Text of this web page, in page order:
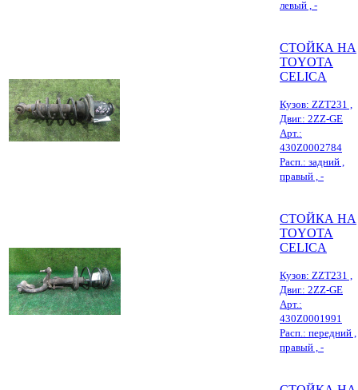
левый , -
СТОЙКА НА
TOYOTA
CELICA
Кузов: ZZT231 ,
Двиг.: 2ZZ-GE
Арт.:
430Z0002784
Расп.: задний ,
правый , -
СТОЙКА НА
TOYOTA
CELICA
Кузов: ZZT231 ,
Двиг.: 2ZZ-GE
Арт.:
430Z0001991
Расп.: передний ,
правый , -